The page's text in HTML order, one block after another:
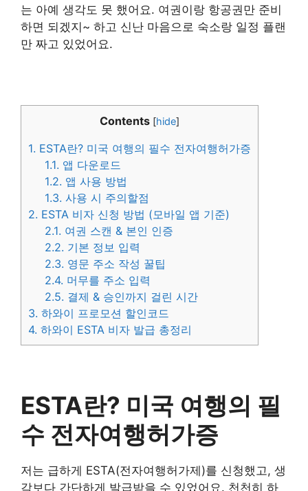
는 아예 생각도 못 했어요. 여권이랑 항공권만 준비
하면 되겠지~ 하고 신난 마음으로 숙소랑 일정 플랜
만 짜고 있었어요.
Contents [hide]
1. ESTA란? 미국 여행의 필수 전자여행허가증
1.1. 앱 다운로드
1.2. 앱 사용 방법
1.3. 사용 시 주의할점
2. ESTA 비자 신청 방법 (모바일 앱 기준)
2.1. 여권 스캔 & 본인 인증
2.2. 기본 정보 입력
2.3. 영문 주소 작성 꿀팁
2.4. 머무를 주소 입력
2.5. 결제 & 승인까지 걸린 시간
3. 하와이 프로모션 할인코드
4. 하와이 ESTA 비자 발급 총정리
ESTA란? 미국 여행의 필
수 전자여행허가증
저는 급하게 ESTA(전자여행허가제)를 신청했고, 생
각보다 간단하게 발급받을 수 있었어요. 천천히 하